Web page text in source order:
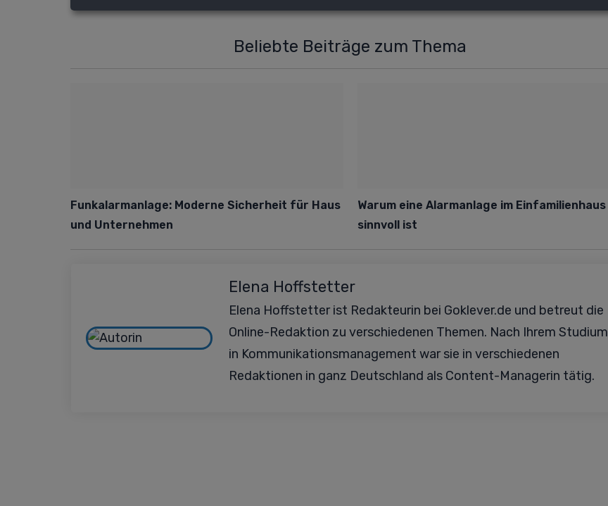
Beliebte Beiträge zum Thema
Funkalarmanlage: Moderne Sicherheit für Haus
und Unternehmen
Warum eine Alarmanlage im Einfamilienhaus
sinnvoll ist
Elena Hoffstetter
Elena Hoffstetter ist Redakteurin bei Goklever.de und betreut die
Online-Redaktion zu verschiedenen Themen. Nach Ihrem Studium
in Kommunikationsmanagement war sie in verschiedenen
Redaktionen in ganz Deutschland als Content-Managerin tätig.